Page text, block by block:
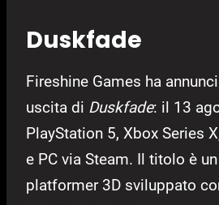
Duskfade
Fireshine Games ha
uscita di Duskfade: il 13
PlayStation 5, Xbox Series
e PC via Steam. Il titolo è
platformer 3D sviluppato